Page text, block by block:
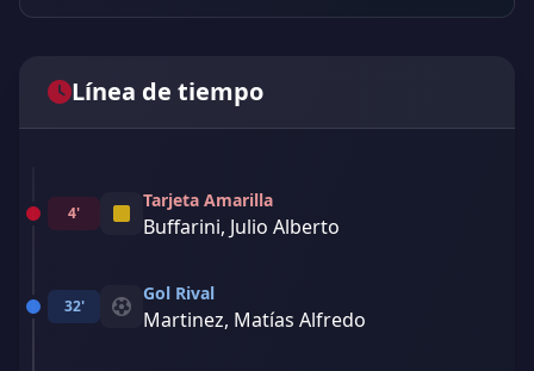
Línea de tiempo
4'
Tarjeta Amarilla
Buffarini, Julio Alberto
32'
Gol Rival
Martinez, Matías Alfredo